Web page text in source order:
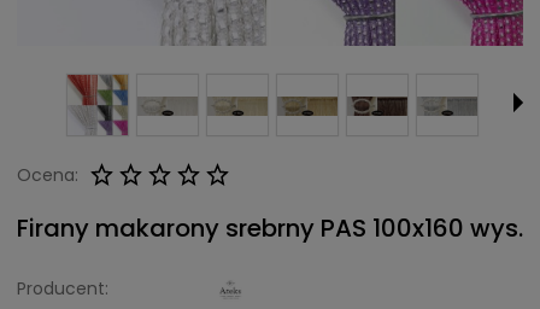
Ocena:
Firany makarony srebrny PAS 100x160 wys.
Producent: